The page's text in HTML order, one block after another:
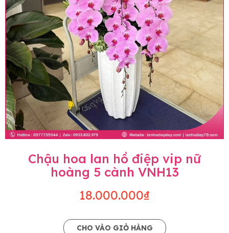
Chậu hoa lan hồ điệp vip nữ
hoàng 5 cành VNH13
18.000.000₫
CHO VÀO GIỎ HÀNG